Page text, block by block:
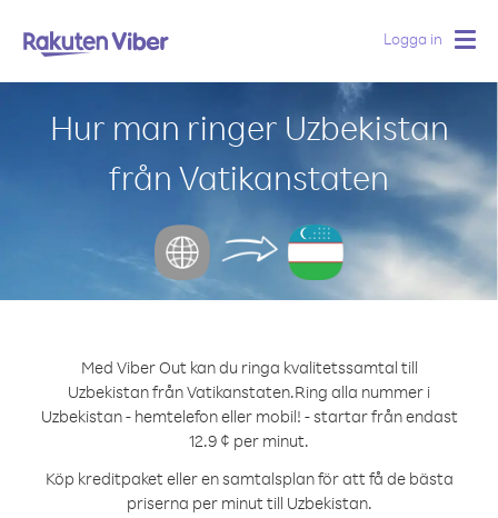
Logga in
Hur man ringer Uzbekistan
från Vatikanstaten
Med Viber Out kan du ringa kvalitetssamtal till
Uzbekistan från Vatikanstaten.Ring alla nummer i
Uzbekistan - hemtelefon eller mobil! - startar från endast
12.9 ¢ per minut.
Köp kreditpaket eller en samtalsplan för att få de bästa
priserna per minut till Uzbekistan.